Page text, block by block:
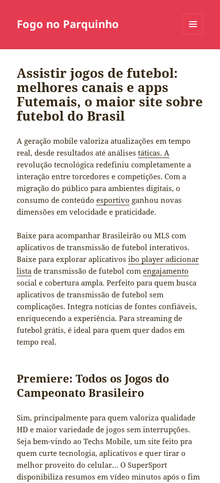
Fogo no Parquinho
Assistir jogos de futebol:
melhores canais e apps
Futemais, o maior site sobre
futebol do Brasil
A geração mobile valoriza atualizações em tempo
real, desde resultados até análisestáticas. A
revolução tecnológica redefiniu completamente a
interação entre torcedores e competições. Com a
migração do público para ambientes digitais, o
consumo de conteúdoesportivo ganhou novas
dimensões em velocidade e praticidade.
Baixe para acompanhar Brasileirão ou MLS com
aplicativos de transmissão de futebol interativos.
Baixe para explorar aplicativosibo player adicionar
lista de transmissão de futebol comengajamento
social e cobertura ampla. Perfeito para quem busca
aplicativos de transmissão de futebol sem
complicações. Integra notícias de fontes confiáveis,
enriquecendo a experiência. Para streaming de
futebol grátis, é ideal para quem quer dados em
tempo real.
Premiere: Todos os Jogos do
Campeonato Brasileiro
Sim, principalmente para quem valoriza qualidade
HD e maior variedade de jogos sem interrupções.
Seja bem-vindo ao Techs Mobile, um site feito pra
quem curte tecnologia, aplicativos e quer tirar o
melhor proveito do celular… O SuperSport
disponibiliza resumos em vídeo minutos após o fim